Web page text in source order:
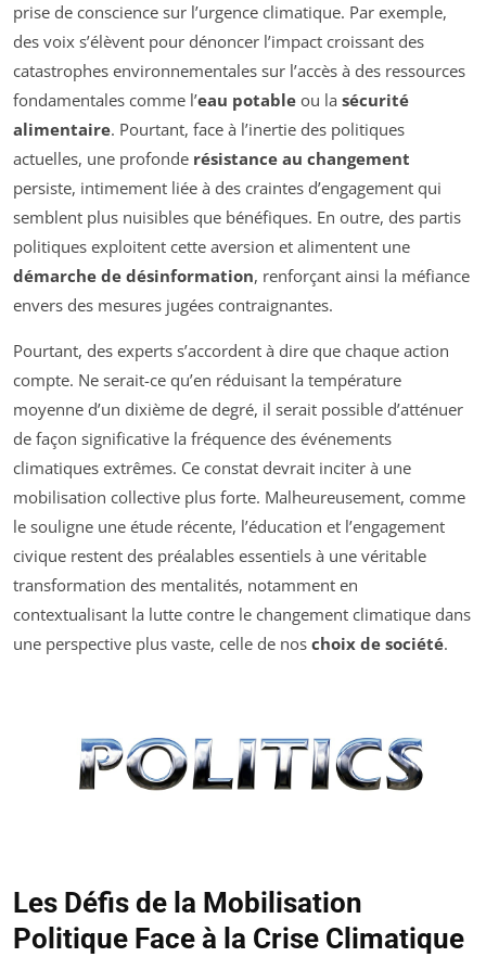
prise de conscience sur l’urgence climatique. Par exemple,
des voix s’élèvent pour dénoncer l’impact croissant des
catastrophes environnementales sur l’accès à des ressources
fondamentales comme l’eau potable ou la sécurité
alimentaire. Pourtant, face à l’inertie des politiques
actuelles, une profonde résistance au changement
persiste, intimement liée à des craintes d’engagement qui
semblent plus nuisibles que bénéfiques. En outre, des partis
politiques exploitent cette aversion et alimentent une
démarche de désinformation, renforçant ainsi la méfiance
envers des mesures jugées contraignantes.
Pourtant, des experts s’accordent à dire que chaque action
compte. Ne serait-ce qu’en réduisant la température
moyenne d’un dixième de degré, il serait possible d’atténuer
de façon significative la fréquence des événements
climatiques extrêmes. Ce constat devrait inciter à une
mobilisation collective plus forte. Malheureusement, comme
le souligne une étude récente, l’éducation et l’engagement
civique restent des préalables essentiels à une véritable
transformation des mentalités, notamment en
contextualisant la lutte contre le changement climatique dans
une perspective plus vaste, celle de nos choix de société.
Les Défis de la Mobilisation
Politique Face à la Crise Climatique